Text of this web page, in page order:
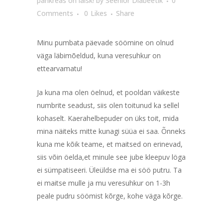
Comments
0 Likes Share
Minu pumbata päevade söömine on olnud
väga läbimõeldud, kuna veresuhkur on
ettearvamatu!
Ja kuna ma olen öelnud, et pooldan väikeste
numbrite seadust, siis olen toitunud ka sellel
kohaselt. Kaerahelbepuder on üks toit, mida
mina näiteks mitte kunagi süüa ei saa. Õnneks
kuna me kõik teame, et maitsed on erinevad,
siis võin öelda,et minule see jube kleepuv löga
ei sümpatiseeri. Üleüldse ma ei söö putru. Ta
ei maitse mulle ja mu veresuhkur on 1-3h
peale pudru söömist kõrge, kohe väga kõrge.